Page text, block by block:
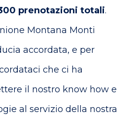
prenotazioni totali.
Montana Monti
accordata, e per
che ci ha
il nostro know how e
al servizio della nostra